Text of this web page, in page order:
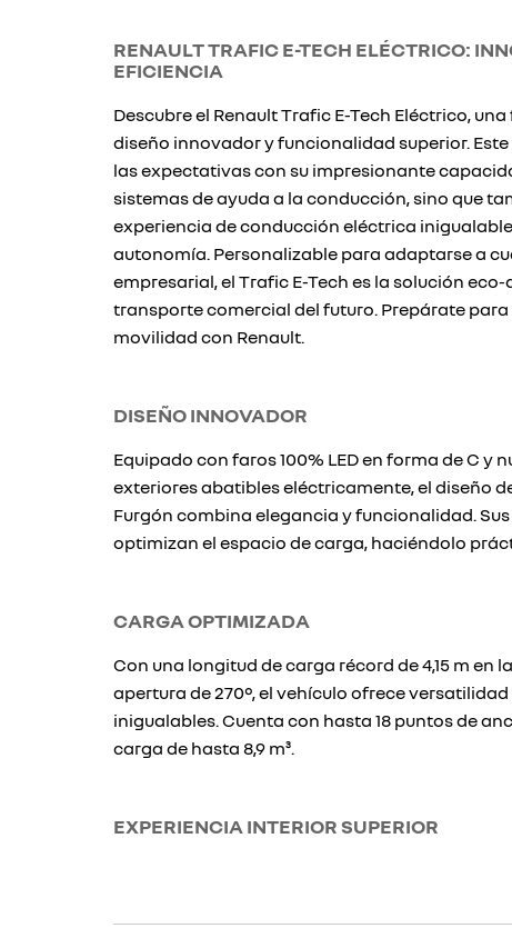
RENAULT TRAFIC E-TECH ELÉCTRICO:
EFICIENCIA
Descubre el Renault Trafic E-Tech Eléctrico,
diseño innovador y funcionalidad superior.
las expectativas con su impresionante
sistemas de ayuda a la conducción, sino que
experiencia de conducción eléctrica
autonomía. Personalizable para adaptarse a
empresarial, el Trafic E-Tech es la solución
transporte comercial del futuro. Prepárate
movilidad con Renault.
DISEÑO INNOVADOR
Equipado con faros 100% LED en forma de C y
exteriores abatibles eléctricamente, el diseño
Furgón combina elegancia y funcionalidad.
optimizan el espacio de carga, haciéndolo
CARGA OPTIMIZADA
Con una longitud de carga récord de 4,15 m en
apertura de 270°, el vehículo ofrece
inigualables. Cuenta con hasta 18 puntos de
carga de hasta 8,9 m³.
EXPERIENCIA INTERIOR SUPERIOR